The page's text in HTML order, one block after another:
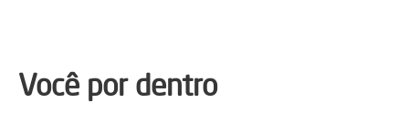
Você por dentro